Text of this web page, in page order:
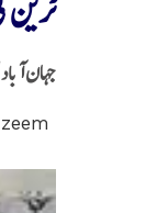
ٹرین کی
جہان